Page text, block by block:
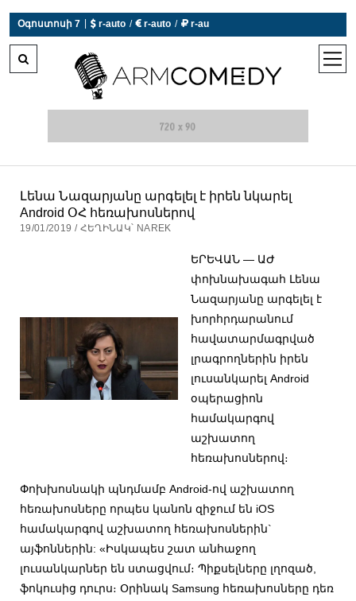
Օգոստոսի 7  r-auto /  r-auto /  r-au
open
Լենա Նազարյանը արգելել է իրեն նկարել
Android ՕՀ հեռախոսներով
19/01/2019 / ՀԵՂԻՆԱԿ՝ NAREK
ԵՐԵՎԱՆ — ԱԺ
փոխնախագահ Լենա
Նազարյանը արգելել է
խորհրդարանում
հավատարմագրված
լրագրողներին իրեն
լուսանկարել Android
օպերացիոն
համակարգով
աշխատող
հեռախոսներով։
Փոխխոսնակի պնդմամբ Android-ով աշխատող
հեռախոսները որպես կանոն զիջում են iOS
համակարգով աշխատող հեռախոսներին`
այֆոններին: «Իսկապես շատ անհաջող
լուսանկարներ են ստացվում։ Պիքսելները լղոզած,
ֆոկուսից դուրս։ Օրինակ Samsung հեռախոսները դեռ